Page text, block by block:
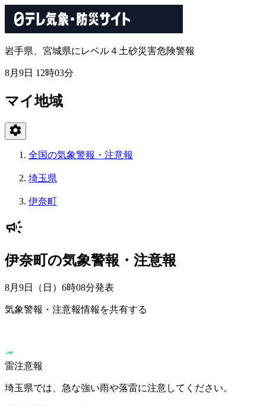
岩手県、宮城県にレベル４土砂災害危険警報
8月9日 12時03分
マイ地域
全国の気象警報・注意報
埼玉県
伊奈町
伊奈町の気象警報・注意報
8月9日（日）6時08分発表
気象警報・注意報情報を共有する
雷注意報
埼玉県では、急な強い雨や落雷に注意してください。